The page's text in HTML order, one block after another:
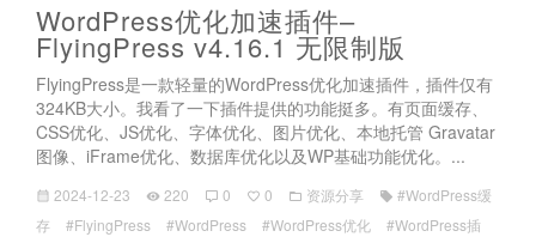
WordPress优化加速插件–
FlyingPress v4.16.1 无限制版
FlyingPress是一款轻量的WordPress优化加速插件，插件仅有
324KB大小。我看了一下插件提供的功能挺多。有页面缓存、
CSS优化、JS优化、字体优化、图片优化、本地托管 Gravatar
图像、iFrame优化、数据库优化以及WP基础功能优化。...
2024-12-23 220 0 0 资源分享
#WordPress缓
存
#FlyingPress #WordPress #WordPress优化 #WordPress插